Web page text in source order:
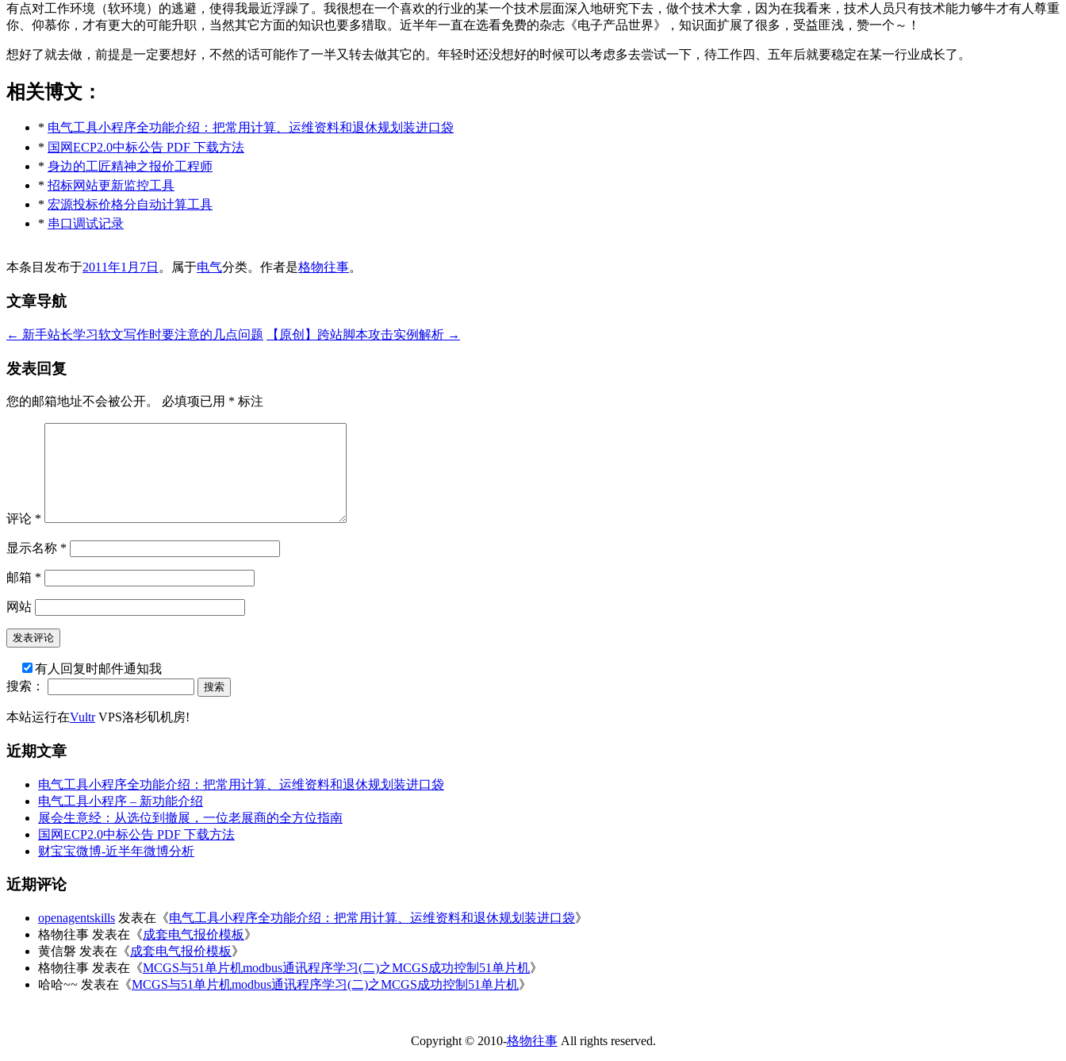
有点对工作环境（软环境）的逃避，使得我最近浮躁了。我很想在一个喜欢的行业的某一个技术层面深入地研究下去，做个技术大拿，因为在我看来，技术人员只有技术能力够牛才有人尊重
你、仰慕你，才有更大的可能升职，当然其它方面的知识也要多猎取。近半年一直在选看免费的杂志《电子产品世界》，知识面扩展了很多，受益匪浅，赞一个～！
想好了就去做，前提是一定要想好，不然的话可能作了一半又转去做其它的。年轻时还没想好的时候可以考虑多去尝试一下，待工作四、五年后就要稳定在某一行业成长了。
相关博文：
* 电气工具小程序全功能介绍：把常用计算、运维资料和退休规划装进口袋
* 国网ECP2.0中标公告 PDF 下载方法
* 身边的工匠精神之报价工程师
* 招标网站更新监控工具
* 宏源投标价格分自动计算工具
* 串口调试记录
本条目发布于2011年1月7日 。属于电气分类。 作者是格物往事。
文章导航
← 新手站长学习软文写作时要注意的几点问题 【原创】跨站脚本攻击实例解析 →
发表回复
您的邮箱地址不会被公开。 必填项已用 * 标注
评论 *
显示名称 *
邮箱 *
网站
有人回复时邮件通知我
搜索：
本站运行在VultrVPS洛杉矶机房!
近期文章
电气工具小程序全功能介绍：把常用计算、运维资料和退休规划装进口袋
电气工具小程序 – 新功能介绍
展会生意经：从选位到撤展，一位老展商的全方位指南
国网ECP2.0中标公告 PDF 下载方法
财宝宝微博-近半年微博分析
近期评论
openagentskills 发表在《电气工具小程序全功能介绍：把常用计算、运维资料和退休规划装进口袋》
格物往事 发表在《成套电气报价模板》
黄信磐 发表在《成套电气报价模板》
格物往事 发表在《MCGS与51单片机modbus通讯程序学习(二)之MCGS成功控制51单片机》
哈哈~~ 发表在《MCGS与51单片机modbus通讯程序学习(二)之MCGS成功控制51单片机》
Copyright © 2010-格物往事All rights reserved.